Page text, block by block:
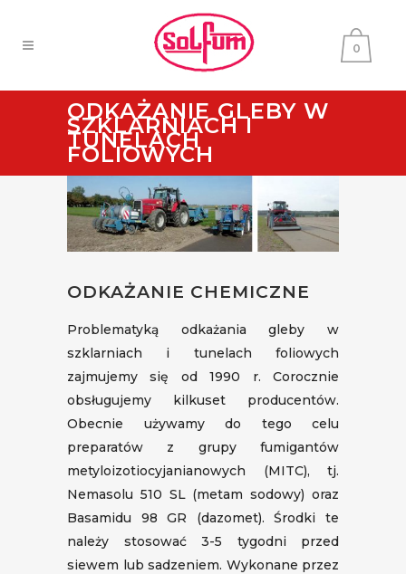
0
ODKAŻANIE GLEBY W
SZKLARNIACH I
TUNELACH
FOLIOWYCH
ODKAŻANIE CHEMICZNE
Problematyką odkażania gleby w
szklarniach i tunelach foliowych
zajmujemy się od 1990 r. Corocznie
obsługujemy kilkuset producentów.
Obecnie używamy do tego celu
preparatów z grupy fumigantów
metyloizotiocyjanianowych (MITC), tj.
Nemasolu 510 SL (metam sodowy) oraz
Basamidu 98 GR (dazomet). Środki te
należy stosować 3-5 tygodni przed
siewem lub sadzeniem. Wykonane przez